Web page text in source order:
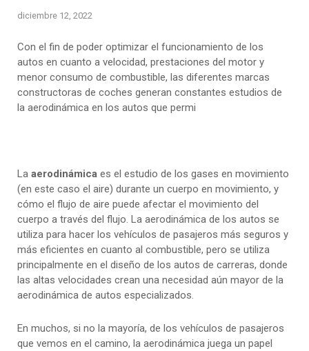
diciembre 12, 2022
Con el fin de poder optimizar el funcionamiento de los
autos en cuanto a velocidad, prestaciones del motor y
menor consumo de combustible, las diferentes marcas
constructoras de coches generan constantes estudios de
la aerodinámica en los autos que permi
La aerodinámica es el estudio de los gases en movimiento
(en este caso el aire) durante un cuerpo en movimiento, y
cómo el flujo de aire puede afectar el movimiento del
cuerpo a través del flujo. La aerodinámica de los autos se
utiliza para hacer los vehículos de pasajeros más seguros y
más eficientes en cuanto al combustible, pero se utiliza
principalmente en el diseño de los autos de carreras, donde
las altas velocidades crean una necesidad aún mayor de la
aerodinámica de autos especializados.
En muchos, si no la mayoría, de los vehículos de pasajeros
que vemos en el camino, la aerodinámica juega un papel